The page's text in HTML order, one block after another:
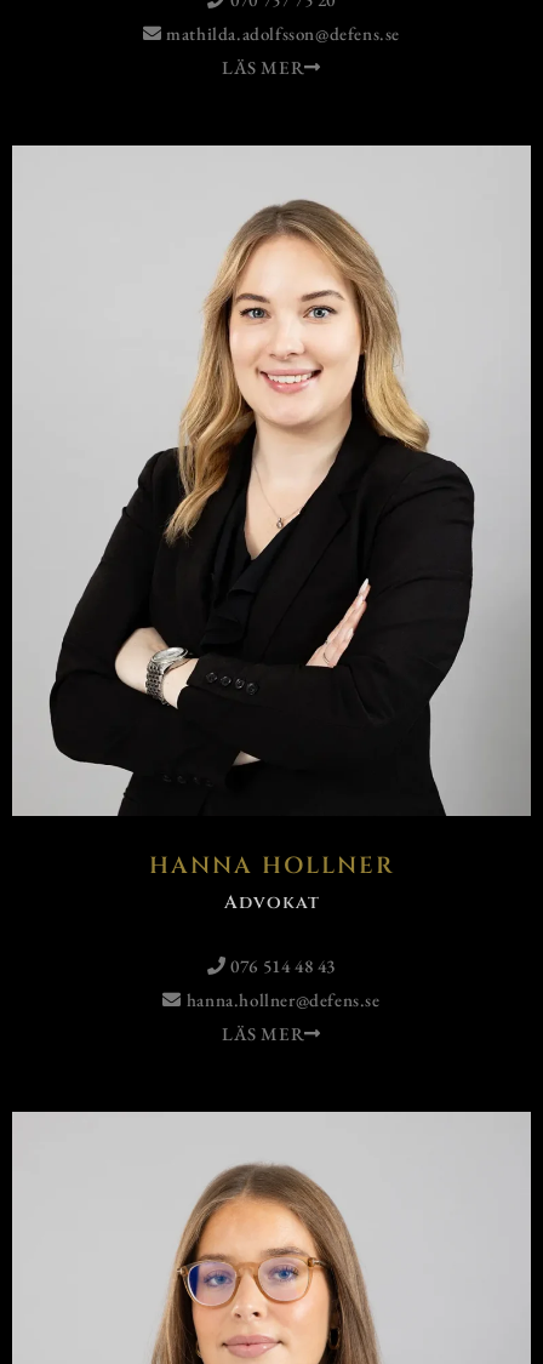
mathilda.adolfsson@defens.se
LÄS MER
HANNA HOLLNER
Advokat
076 514 48 43
hanna.hollner@defens.se
LÄS MER